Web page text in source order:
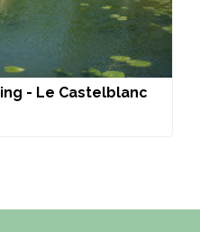
- Le Castelblanc